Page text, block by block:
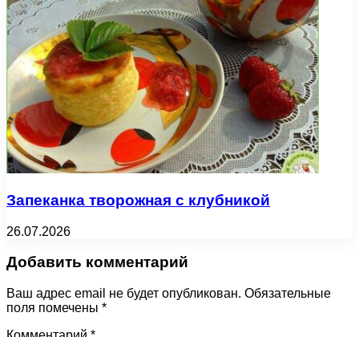
Запеканка творожная с клубникой
26.07.2026
Добавить комментарий
Ваш адрес email не будет опубликован. Обязательные
поля помечены *